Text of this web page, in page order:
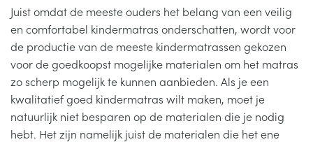
Juist omdat de meeste ouders het belang van een veilig
en comfortabel kindermatras onderschatten, wordt voor
de productie van de meeste kindermatrassen gekozen
voor de goedkoopst mogelijke materialen om het matras
zo scherp mogelijk te kunnen aanbieden. Als je een
kwalitatief goed kindermatras wilt maken, moet je
natuurlijk niet besparen op de materialen die je nodig
hebt. Het zijn namelijk juist de materialen die het ene